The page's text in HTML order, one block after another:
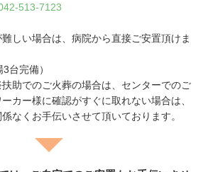
513-7123
しい場合は、病院から直接ご安置頂けま
台完備）
助でのご火葬の場合は、センターでのご
カー様に確認がすぐに取れない場合は、
なくお手伝いさせて頂いております。